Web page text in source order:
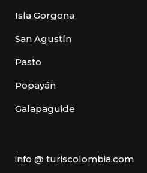
Isla Gorgona
San Agustín
Pasto
Popayán
Galapaguide
info @ turiscolombia.com